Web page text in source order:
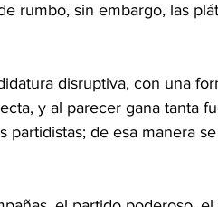
rumbo, sin embargo, las
disruptiva, con una
y al parecer gana tanta
partidistas; de esa manera